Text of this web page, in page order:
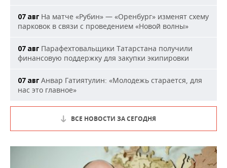
07 авг На матче «Рубин» — «Оренбург» изменят схему
парковок в связи с проведением «Новой волны»
07 авг Парафехтовальщики Татарстана получили
финансовую поддержку для закупки экипировки
07 авг Анвар Гатиятулин: «Молодежь старается, для
нас это главное»
ВСЕ НОВОСТИ ЗА СЕГОДНЯ